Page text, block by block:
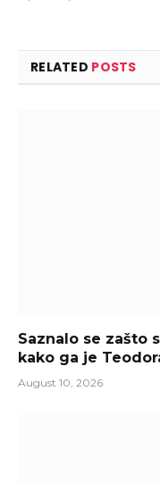
RELATED POSTS
Saznalo se zašto
kako ga je
August 10, 2026